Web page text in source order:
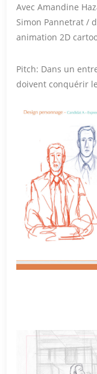
Avec Amandine
Simon Pannetrat /
animation 2D
Pitch: Dans un
doivent conquérir